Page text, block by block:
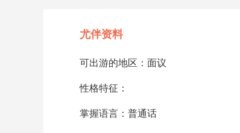
尤伴资料
可出游的地区：面议
性格特征：
掌握语言：普通话